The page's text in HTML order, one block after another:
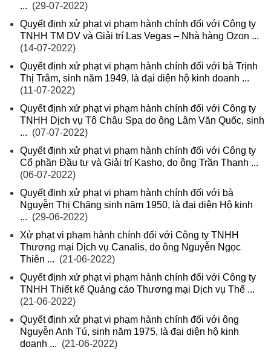
... (29-07-2022)
Quyết định xử phạt vi phạm hành chính đối với Công ty
TNHH TM DV và Giải trí Las Vegas – Nhà hàng Ozon ...
(14-07-2022)
Quyết định xử phạt vi phạm hành chính đối với bà Trịnh
Thị Trâm, sinh năm 1949, là đại diện hộ kinh doanh ...
(11-07-2022)
Quyết định xử phạt vi phạm hành chính đối với Công ty
TNHH Dịch vụ Tô Châu Spa do ông Lâm Văn Quốc, sinh
... (07-07-2022)
Quyết định xử phạt vi phạm hành chính đối với Công ty
Cổ phần Đầu tư và Giải trí Kasho, do ông Trần Thanh ...
(06-07-2022)
Quyết định xử phạt vi phạm hành chính đối với bà
Nguyễn Thị Chăng sinh năm 1950, là đại diện Hộ kinh
... (29-06-2022)
Xử phạt vi phạm hành chính đối với Công ty TNHH
Thương mại Dịch vụ Canalis, do ông Nguyễn Ngọc
Thiên ... (21-06-2022)
Quyết định xử phạt vi phạm hành chính đối với Công ty
TNHH Thiết kế Quảng cáo Thương mại Dịch vụ Thế ...
(21-06-2022)
Quyết định xử phạt vi phạm hành chính đối với ông
Nguyễn Anh Tú, sinh năm 1975, là đại diện hộ kinh
doanh ... (21-06-2022)